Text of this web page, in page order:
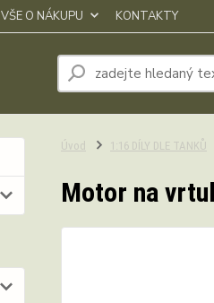
VŠE O NÁKUPU KONTAKTY
Úvod 1:16 DÍLY DLE TANKŮ
Motor na